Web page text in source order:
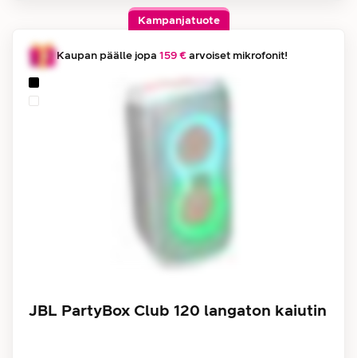
Kampanjatuote
Kaupan päälle jopa 159 €arvoiset mikrofonit!
JBL PartyBox Club 120 langaton kaiutin